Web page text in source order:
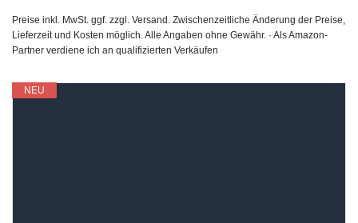
Preise inkl. MwSt. ggf. zzgl. Versand. Zwischenzeitliche Änderung der Preise,
Lieferzeit und Kosten möglich. Alle Angaben ohne Gewähr. · Als Amazon-
Partner verdiene ich an qualifizierten Verkäufen
NEU